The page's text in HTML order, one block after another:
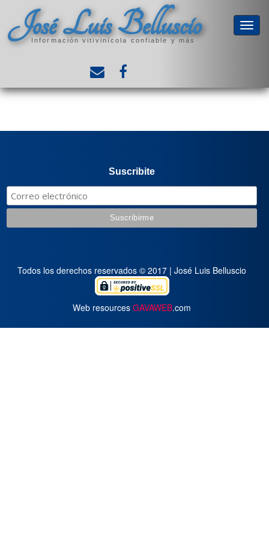
José Luis Belluscio
Información vitivinícola confiable y más
Suscribite
Todos los derechos reservados © 2017 | José Luis Belluscio
Web resources GAVAWEB.com